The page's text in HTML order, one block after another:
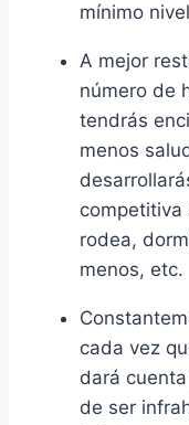
mínimo
A mejor
número de
tendrás
menos
competitiva
rodea,
menos, etc.
cada vez
dará
de ser